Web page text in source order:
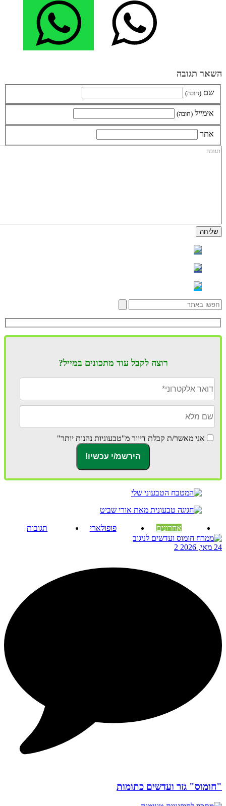
השאר תגובה
שם (חובה)
אימייל (חובה)
אתר
רוצה לקבל עוד מתכונים במייל?
אני מאשר/ת קבלת דיוור מ"טבעוניות נהנות יותר"
אחרונים פופולארי תגובות
24 מאי, 2026 2
"חומוס" גזר ועדשים כתומות